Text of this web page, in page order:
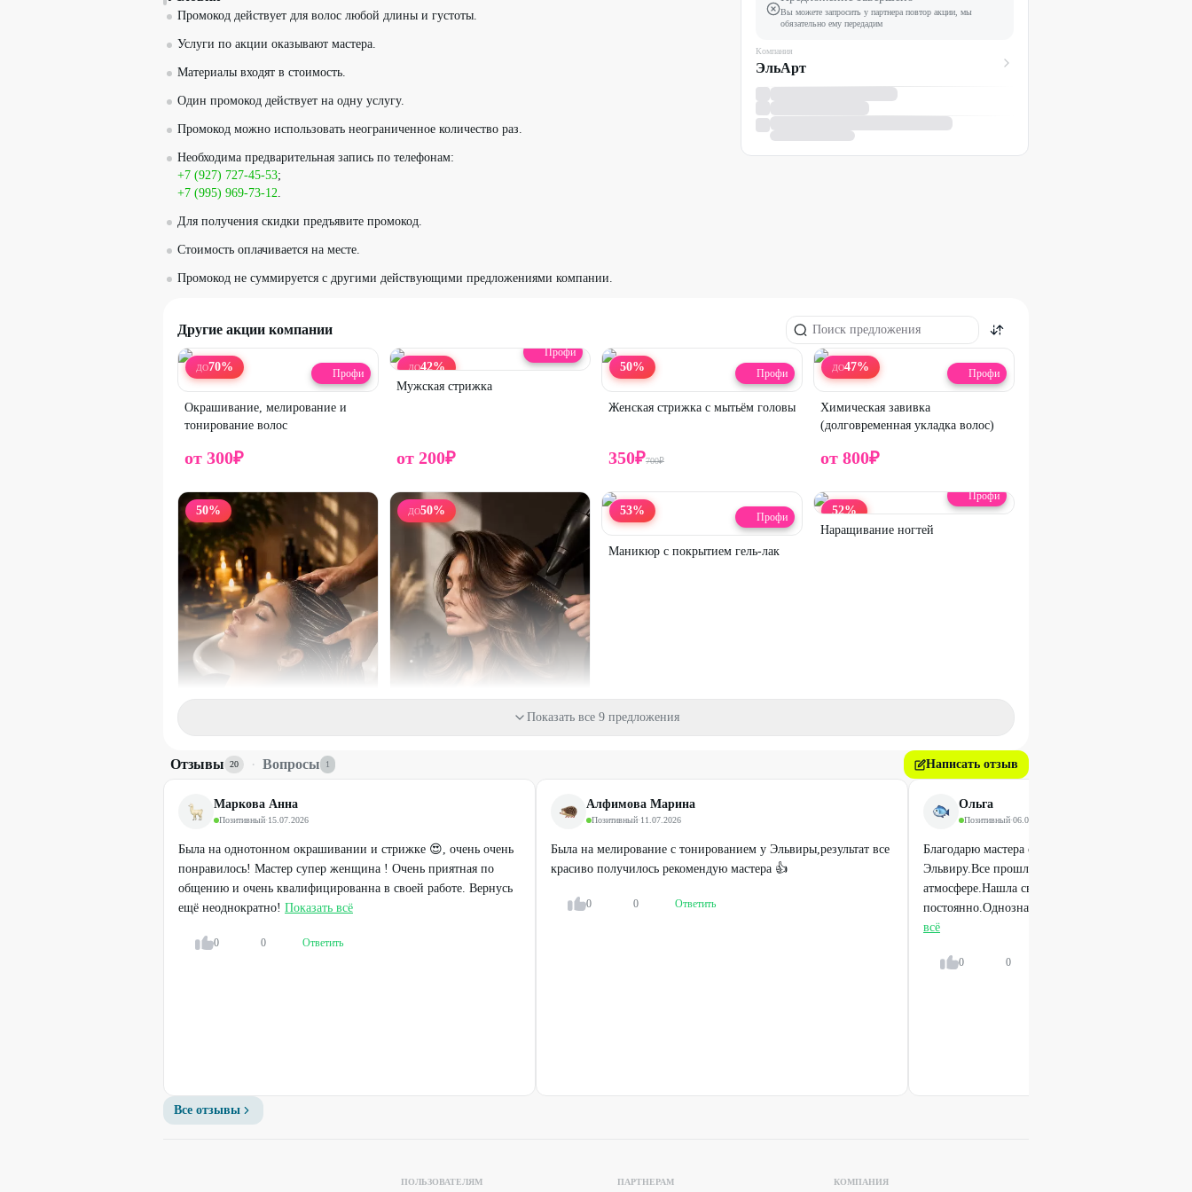
Промокод действует для волос любой длины и густоты.
Услуги по акции оказывают мастера.
Материалы входят в стоимость.
Один промокод действует на одну услугу.
Промокод можно использовать неограниченное количество раз.
Необходима предварительная запись по телефонам:
+7 (927) 727-45-53;
+7 (995) 969-73-12.
Для получения скидки предъявите промокод.
Стоимость оплачивается на месте.
Промокод не суммируется с другими действующими предложениями компании.
Вы можете запросить у партнера повтор акции, мы
обязательно ему передадим
Компания
ЭльАрт
Другие акции компании
ДО70% Профи
Окрашивание, мелирование и
тонирование волос
от 300₽
ДО42%
Профи
Мужская стрижка
от 200₽
50% Профи
Женская стрижка с мытьём головы
350₽700₽
ДО47% Профи
Химическая завивка
(долговременная укладка волос)
от 800₽
50%
SPA-уход для волос
250 ₽500₽
ДО50% 53% Профи
Маникюр с покрытием гель-лак
700₽1500₽
52%
Профи
Наращивание ногтей
Базовый курс «Парикмахер-
Показать все 9 предложения
Отзывы 20 · Вопросы 1 Написать отзыв
Маркова Анна
Позитивный·15.07.2026
Была на однотонном окрашивании и стрижке 😍, очень очень
понравилось! Мастер супер женщина ! Очень приятная по
общению и очень квалифицированна в своей работе. Вернусь
ещё неоднократно! Показать всё
0 0 Ответить
Алфимова Марина
Позитивный·11.07.2026
Была на мелирование с тонированием у Эльвиры,результат все
красиво получилось рекомендую мастера 👍
0 0 Ответить
Ольга
Позитивный·06.07.2026
Благодарю мастера своего дела и очень хорошего
Эльвиру.Все прошло замечательно, в позитивной
атмосфере.Нашла своего мастера, буду
постоянно.Однозначно рекомендую.Оценка 5
всё
0 0
Все отзывы
ПОЛЬЗОВАТЕЛЯМ ПАРТНЕРАМ КОМПАНИЯ